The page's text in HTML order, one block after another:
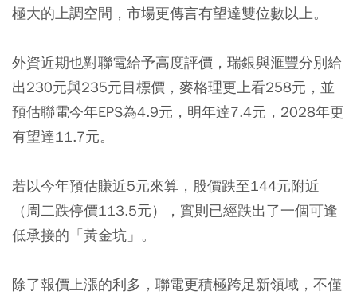
極大的上調空間，市場更傳言有望達雙位數以上。
外資近期也對聯電給予高度評價，瑞銀與滙豐分別給
出230元與235元目標價，麥格理更上看258元，並
預估聯電今年EPS為4.9元，明年達7.4元，2028年更
有望達11.7元。
若以今年預估賺近5元來算，股價跌至144元附近
（周二跌停價113.5元），實則已經跌出了一個可逢
低承接的「黃金坑」。
除了報價上漲的利多，聯電更積極跨足新領域，不僅